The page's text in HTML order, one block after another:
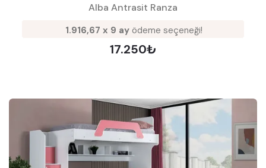
Alba Antrasit Ranza
1.916,67 x 9 ay ödeme seçeneği!
17.250₺